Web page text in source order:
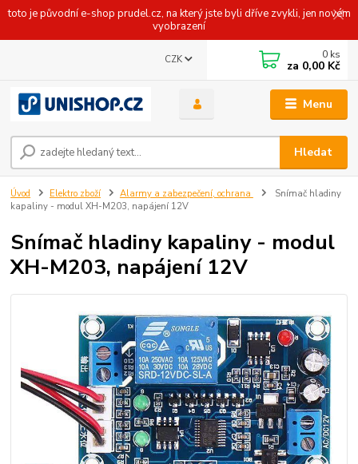
toto je původní e-shop prudel.cz, na který jste byli dříve zvykli, jen novém
vyobrazení
Menu
CZK
Hledat
0 ks
za 0,00 Kč
Úvod Elektro zboží Alarmy a zabezpečení, ochrana
Snímač hladiny
kapaliny - modul XH-M203, napájení 12V
Snímač hladiny kapaliny - modul
XH-M203, napájení 12V